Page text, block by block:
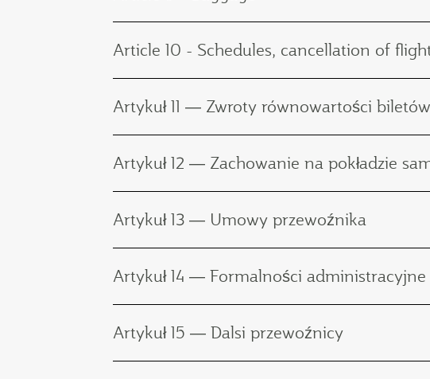
Article 10 - Schedules, cancellation of
Artykuł 11 ― Zwroty równowartości biletów
Artykuł 12 ― Zachowanie na pokładzie
Artykuł 13 ― Umowy przewoźnika
Artykuł 14 ― Formalności administracyjne
Artykuł 15 ― Dalsi przewoźnicy